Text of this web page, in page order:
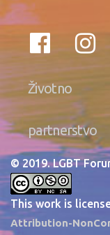
Životno
partnerstvo
© 2019. LGBT
This work is
Attribution-